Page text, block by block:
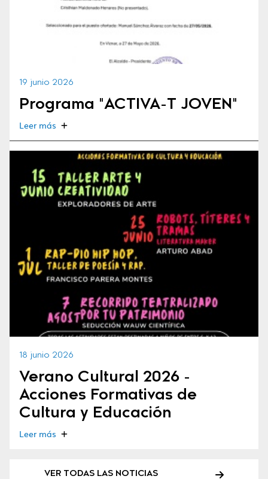
19 junio 2026
Programa "ACTIVA-T JOVEN"
Leer más
18 junio 2026
Verano Cultural 2026 -
Acciones Formativas de
Cultura y Educación
Leer más
VER TODAS LAS NOTICIAS